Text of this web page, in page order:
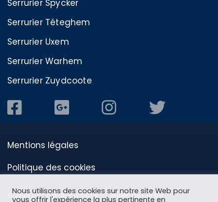
Serrurier Spycker
Serrurier Téteghem
Serrurier Uxem
Serrurier Warhem
Serrurier Zuydcoote
Mentions légales
Politique des cookies
© 2026 Serrurier dépannage – L'Atelier du Centre
Nous utilisons des cookies sur notre site Web pour
vous offrir l'expérience la plus pertinente en